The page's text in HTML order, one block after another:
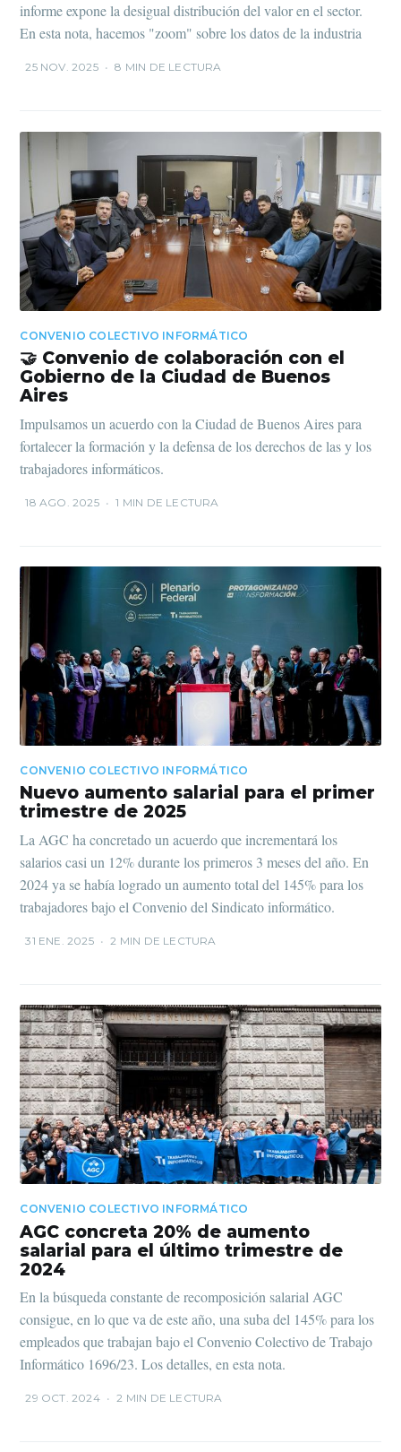
informe expone la desigual distribución del valor en el sector.
En esta nota, hacemos "zoom" sobre los datos de la industria
25 NOV. 2025 • 8 MIN DE LECTURA
CONVENIO COLECTIVO INFORMÁTICO
🤝 Convenio de colaboración con el
Gobierno de la Ciudad de Buenos
Aires
Impulsamos un acuerdo con la Ciudad de Buenos Aires para
fortalecer la formación y la defensa de los derechos de las y los
trabajadores informáticos.
18 AGO. 2025 • 1 MIN DE LECTURA
CONVENIO COLECTIVO INFORMÁTICO
Nuevo aumento salarial para el primer
trimestre de 2025
La AGC ha concretado un acuerdo que incrementará los
salarios casi un 12% durante los primeros 3 meses del año. En
2024 ya se había logrado un aumento total del 145% para los
trabajadores bajo el Convenio del Sindicato informático.
31 ENE. 2025 • 2 MIN DE LECTURA
CONVENIO COLECTIVO INFORMÁTICO
AGC concreta 20% de aumento
salarial para el último trimestre de
2024
En la búsqueda constante de recomposición salarial AGC
consigue, en lo que va de este año, una suba del 145% para los
empleados que trabajan bajo el Convenio Colectivo de Trabajo
Informático 1696/23. Los detalles, en esta nota.
29 OCT. 2024 • 2 MIN DE LECTURA